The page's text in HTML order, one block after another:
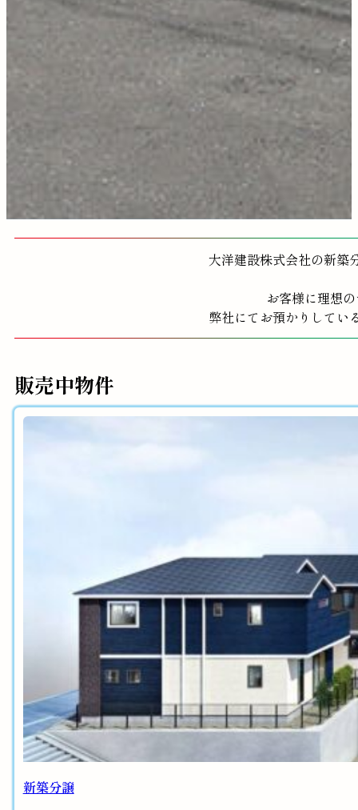
大洋建設株式会社の新築
お客様に理想
弊社にてお預かりしてい
販売中物件
新築分譲